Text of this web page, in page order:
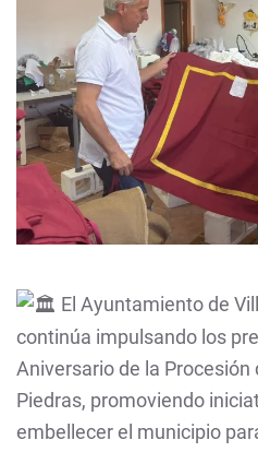
El Ayuntamiento de
continúa impulsando los
Aniversario de la Procesión
Piedras, promoviendo
embellecer el municipio